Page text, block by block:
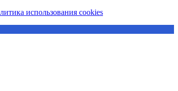
использования cookies